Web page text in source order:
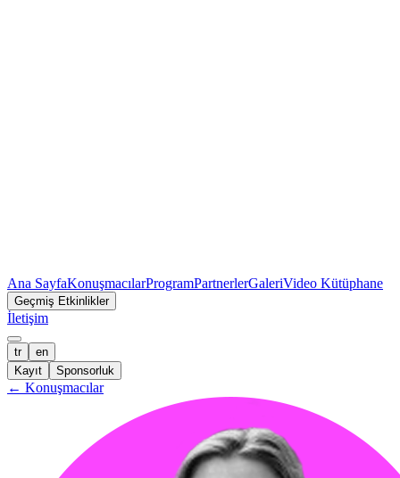
Ana SayfaKonuşmacılarProgramPartnerlerGaleriVideo Kütüphane
Geçmiş Etkinlikler
İletişim
tr
en
Kayıt
Sponsorluk
← Konuşmacılar